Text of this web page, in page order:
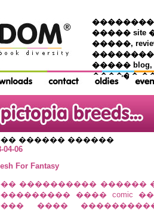
���������
����� site
�����,
����� blog,
������
������ ������
04-06
For Fantasy
���������� ������
���� comic ��
����